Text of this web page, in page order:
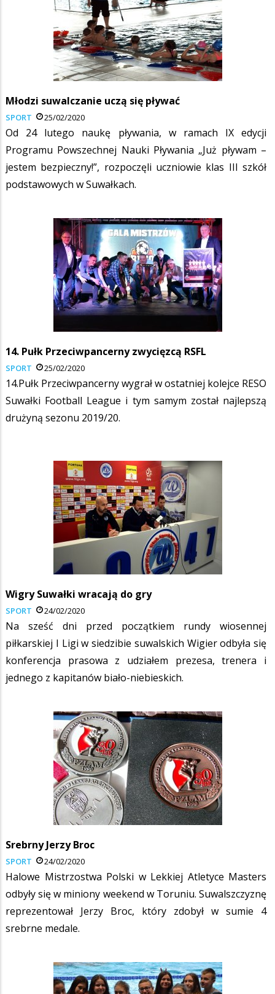
Młodzi suwalczanie uczą się pływać
SPORT 25/02/2020
Od 24 lutego naukę pływania, w ramach IX edycji
Programu Powszechnej Nauki Pływania „Już pływam –
jestem bezpieczny!”, rozpoczęli uczniowie klas III szkół
podstawowych w Suwałkach.
14. Pułk Przeciwpancerny zwycięzcą RSFL
SPORT 25/02/2020
14.Pułk Przeciwpancerny wygrał w ostatniej kolejce RESO
Suwałki Football League i tym samym został najlepszą
drużyną sezonu 2019/20.
Wigry Suwałki wracają do gry
SPORT 24/02/2020
Na sześć dni przed początkiem rundy wiosennej
piłkarskiej I Ligi w siedzibie suwalskich Wigier odbyła się
konferencja prasowa z udziałem prezesa, trenera i
jednego z kapitanów biało-niebieskich.
Srebrny Jerzy Broc
SPORT 24/02/2020
Halowe Mistrzostwa Polski w Lekkiej Atletyce Masters
odbyły się w miniony weekend w Toruniu. Suwalszczyznę
reprezentował Jerzy Broc, który zdobył w sumie 4
srebrne medale.